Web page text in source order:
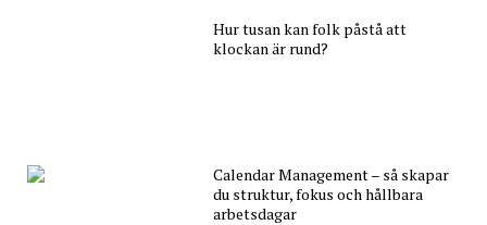
Hur tusan kan folk påstå att
klockan är rund?
Calendar Management – så skapar
du struktur, fokus och hållbara
arbetsdagar